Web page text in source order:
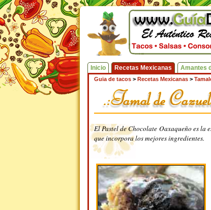
Inicio Recetas Mexicanas Amantes
Guia de tacos > Recetas Mexicanas >
El Pastel de Chocolate Oaxaqueño es la
que incorpora los mejores ingredientes.